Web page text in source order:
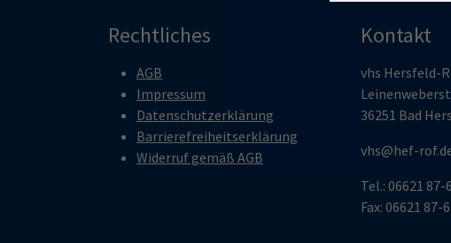
Rechtliches
AGB
Impressum
Datenschutzerklärung
Barrierefreiheitserklärung
Widerruf gemäß AGB
Kontakt
vhs Hersfeld-
36251 Bad
vhs@hef-
Tel.: 06621 87-
Fax: 06621 87-